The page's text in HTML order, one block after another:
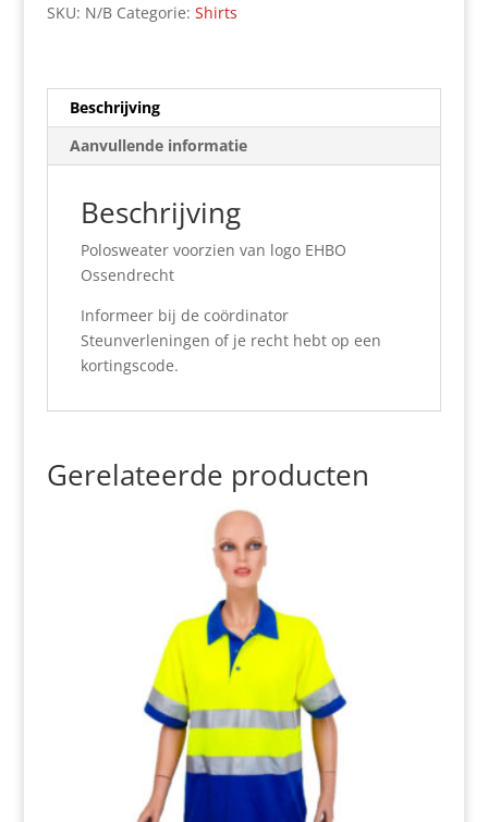
SKU: N/B Categorie: Shirts
Beschrijving
Aanvullende informatie
Beschrijving
Polosweater voorzien van logo EHBO
Ossendrecht
Informeer bij de coördinator
Steunverleningen of je recht hebt op een
kortingscode.
Gerelateerde producten